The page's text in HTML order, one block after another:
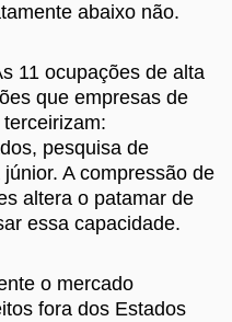
abaixo não.
11 ocupações de alta
que empresas de
pesquisa de
A compressão de
altera o patamar de
essa capacidade.
o mercado
fora dos Estados